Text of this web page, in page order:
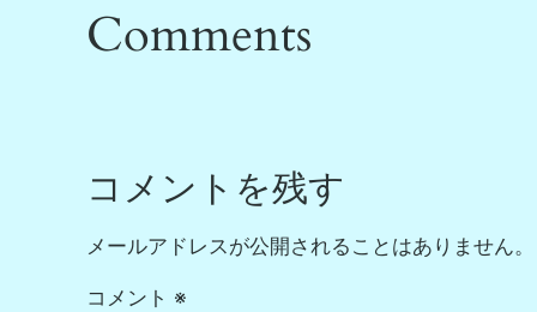
Comments
コメントを残す
メールアドレスが公開されることはありません。
コメント ※